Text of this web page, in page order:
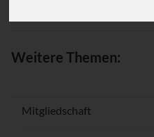
Weitere Themen:
Mitgliedschaft